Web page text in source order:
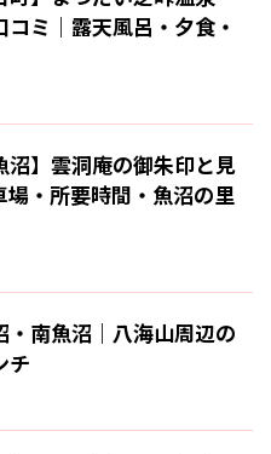
コミ｜露天風呂・夕食・
沼】雲洞庵の御朱印と見
場・所要時間・魚沼の里
・南魚沼｜八海山周辺の
チ